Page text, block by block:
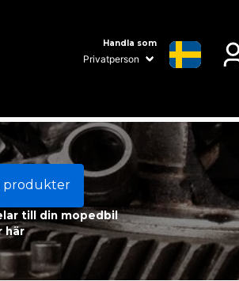
Handla som
produkter
till din mopedbil
här